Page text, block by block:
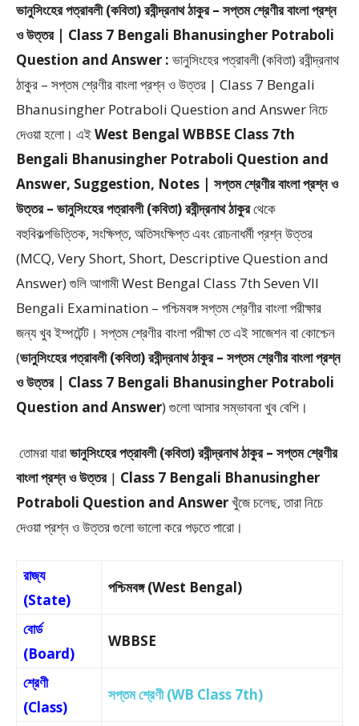
ভানুসিংহের পত্রাবলী (কবিতা) রবীন্দ্রনাথ ঠাকুর – সপ্তম শ্রেণীর বাংলা প্রশ্ন
ও উত্তর | Class 7 Bengali Bhanusingher Potraboli
Question and Answer : ভানুসিংহের পত্রাবলী (কবিতা) রবীন্দ্রনাথ
ঠাকুর – সপ্তম শ্রেণীর বাংলা প্রশ্ন ও উত্তর | Class 7 Bengali
Bhanusingher Potraboli Question and Answerনিচে
দেওয়া হলো। এইWest Bengal WBBSE Class 7th
Bengali Bhanusingher Potraboli Question and
Answer, Suggestion, Notes | সপ্তম শ্রেণীর বাংলা প্রশ্ন ও
উত্তর – ভানুসিংহের পত্রাবলী (কবিতা) রবীন্দ্রনাথ ঠাকুরথেকে
বহুবিকল্পভিত্তিক, সংক্ষিপ্ত, অতিসংক্ষিপ্ত এবং রোচনাধর্মী প্রশ্ন উত্তর
(MCQ, Very Short, Short, Descriptive Question and
Answer)গুলি আগামী West Bengal Class 7th Seven VII
Bengali Examination – পশ্চিমবঙ্গ সপ্তম শ্রেণীর বাংলা পরীক্ষার
জন্য খুব ইম্পর্টেন্ট। সপ্তম শ্রেণীর বাংলা পরীক্ষা তে এই সাজেশন বা কোশ্চেন
(ভানুসিংহের পত্রাবলী (কবিতা) রবীন্দ্রনাথ ঠাকুর – সপ্তম শ্রেণীর বাংলা প্রশ্ন
ও উত্তর | Class 7 Bengali Bhanusingher Potraboli
Question and Answer) গুলো আসার সম্ভাবনা খুব বেশি।
তোমরা যারাভানুসিংহের পত্রাবলী (কবিতা) রবীন্দ্রনাথ ঠাকুর – সপ্তম শ্রেণীর
বাংলা প্রশ্ন ও উত্তর| Class 7 Bengali Bhanusingher
Potraboli Question and Answerখুঁজে চলেছ, তারা নিচে
দেওয়া প্রশ্ন ও উত্তর গুলো ভালো করে পড়তে পারো।
রাজ্য
(State)
পশ্চিমবঙ্গ (West Bengal)
বোর্ড
(Board)
WBBSE
শ্রেণী
(Class)
সপ্তম শ্রেণী (WB Class 7th)